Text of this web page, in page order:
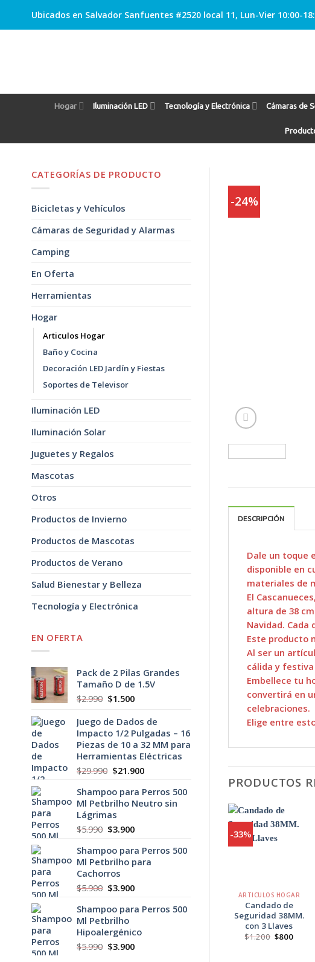
Ubicados en Salvador Sanfuentes #2520 local 11, Lun-Vier 10:00-
Hogar Iluminación LED Tecnología y Electrónica Cámaras de
CATEGORÍAS DE PRODUCTO
Bicicletas y Vehículos
Cámaras de Seguridad y Alarmas
Camping
En Oferta
Herramientas
Hogar
Articulos Hogar
Baño y Cocina
Decoración LED Jardín y Fiestas
Soportes de Televisor
Iluminación LED
Iluminación Solar
Juguetes y Regalos
Mascotas
Otros
Productos de Invierno
Productos de Mascotas
Productos de Verano
Salud Bienestar y Belleza
Tecnología y Electrónica
EN OFERTA
Pack de 2 Pilas Grandes
Tamaño D de 1.5V
$2.990 El
original
era:
$2.990.
$1.500El
actual
es:
$1.500.
Juego de Dados de
Impacto 1/2 Pulgadas – 16
Piezas de 10 a 32 MM para
Herramientas Eléctricas
$29.990 El
original
era:
$29.990.
$21.900El
actual
es:
Shampoo para Perros 500
Ml Petbrilho Neutro sin
Lágrimas
$5.990 El
original
era:
$5.990.
$3.900El
actual
es:
Shampoo para Perros 500
Ml Petbrilho para
Cachorros
$5.900 El
original
era:
$5.900.
$3.900El
actual
$3.900.
Shampoo para Perros 500
Ml Petbrilho
Hipoalergénico
$5.990 El
$3.900El
-24%
DESCRIPCIÓN
Dale un toque
disponible en
materiales de
El
altura de 38
Navidad.
Este producto
Al ser un
cálida y
Embellece tu
convertirá en
celebraciones.
Elige entre
PRODUCTOS
-33%
ARTICULOS HOGAR
Candado de
Seguridad 38MM.
con 3 Llaves
$1.200 El
$800El